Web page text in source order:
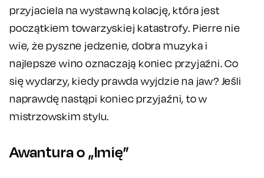
przyjaciela na wystawną kolację, która jest
początkiem towarzyskiej katastrofy. Pierre nie
wie, że pyszne jedzenie, dobra muzyka i
najlepsze wino oznaczają koniec przyjaźni. Co
się wydarzy, kiedy prawda wyjdzie na jaw? Jeśli
naprawdę nastąpi koniec przyjaźni, to w
mistrzowskim stylu.
Awantura o „Imię”